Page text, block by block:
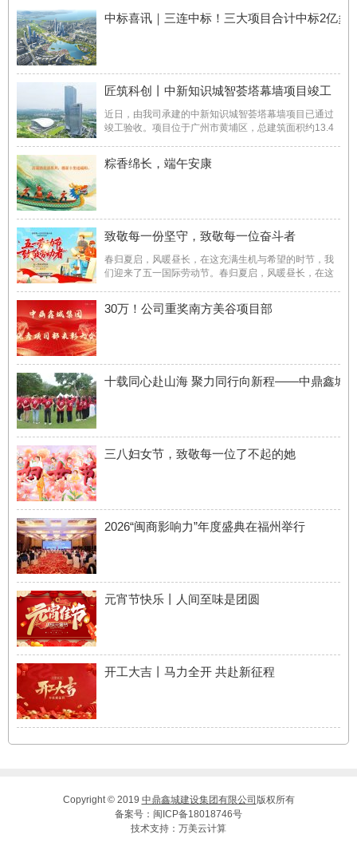
中标喜讯｜三连中标！三大项目合计中标2亿多
匠筑科创丨中新知识城智荟塔幕墙项目竣工
近日，由我司承建的中新知识城智荟塔幕墙项目已通过
竣工验收。项目位于广州市黄埔区，总建筑面积约13.4
建成后将依托中新合作机遇，创建集商业办公、文化旅
游、品质旅居、健康休闲一体的城市新名片，打造国际
粽香绵长，端午安康
致敬每一份坚守，致敬每一位奋斗者
春归夏启，风暖昼长，在这充满生机与希望的时节，我
们迎来了五一国际劳动节。春归夏启，风暖昼长，在这
世间所有的美好，皆由劳动者的双手浇灌而成。中鼎鑫
城向坚守岗位、奋力拼搏的每一位劳动者，致以最诚挚
30万！公司重奖南方美谷项目部
十载同心赴山海 聚力同行向新程——中鼎鑫城
三八妇女节，致敬每一位了不起的她
2026“闽商影响力”年度盛典在福州举行
元宵节快乐丨人间至味是团圆
开工大吉丨马力全开 共赴新征程
Copyright © 2019 中鼎鑫城建设集团有限公司 版权所有
备案号： 闽ICP备18018746号
技术支持： 万美云计算